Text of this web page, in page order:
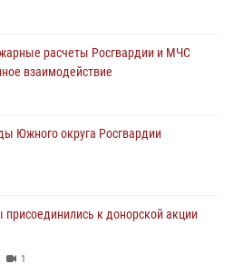
расчеты Росгвардии и МЧС
взаимодействие
Южного округа Росгвардии
к донорской акции
1